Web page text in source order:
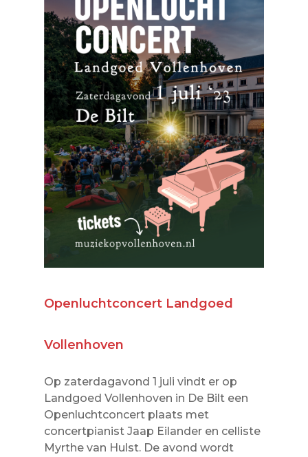
Openluchtconcert Landgoed
Vollenhoven
Op zaterdagavond 1 juli vindt er op
Landgoed Vollenhoven in De Bilt een
Openluchtconcert plaats met
concertpianist Jaap Eilander en celliste
Myrthe van Hulst. De avond wordt